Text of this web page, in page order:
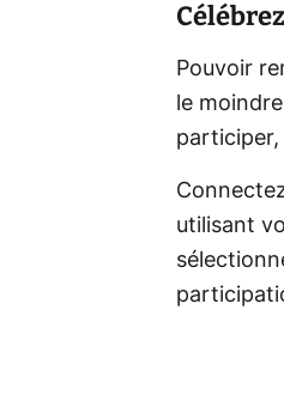
Pouvoir
le
participer,
utilisant